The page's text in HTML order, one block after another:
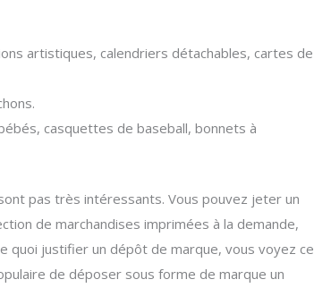
artistiques, calendriers détachables, cartes de
casquettes de baseball, bonnets à
pas très intéressants. Vous pouvez jeter un
de marchandises imprimées à la demande,
quoi justifier un dépôt de marque, vous voyez ce
de déposer sous forme de marque un